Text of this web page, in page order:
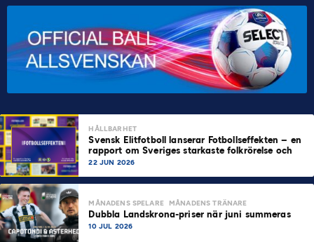
HÅLLBARHET
Svensk Elitfotboll lanserar Fotbollseffekten – en
rapport om Sveriges starkaste folkrörelse och
samhällskraft
22 JUN 2026
MÅNADENS SPELARE MÅNADENS TRÄNARE
Dubbla Landskrona-priser när juni summeras
10 JUL 2026